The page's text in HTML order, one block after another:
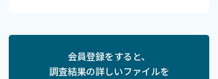
会員登録をすると、
調査結果の詳しいファイルを